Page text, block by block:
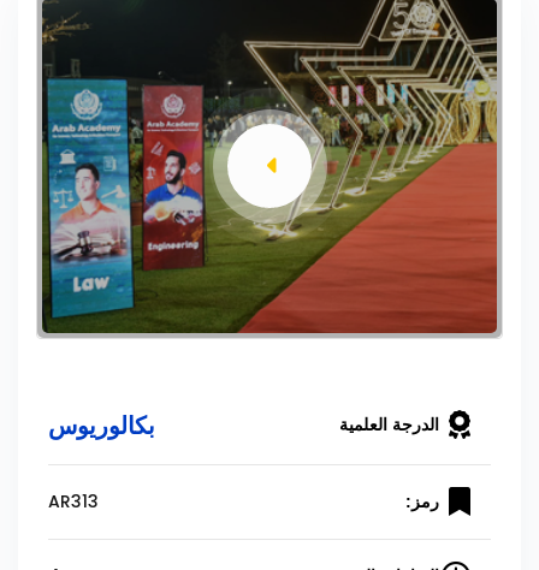
الدرجة العلمية بكالوريوس
رمز: AR313